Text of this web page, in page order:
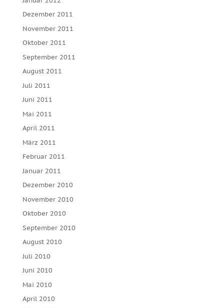
Dezember 2011
November 2011
Oktober 2011
September 2011
August 2011
Juli 2011
Juni 2011
Mai 2011
April 2011
März 2011
Februar 2011
Januar 2011
Dezember 2010
November 2010
Oktober 2010
September 2010
August 2010
Juli 2010
Juni 2010
Mai 2010
April 2010